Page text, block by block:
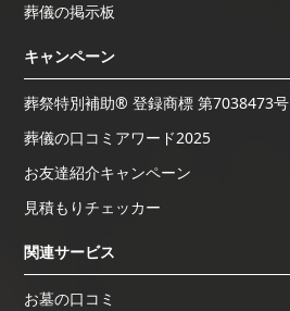
葬儀の掲示板
キャンペーン
葬祭特別補助® 登録商標 第7038473号
葬儀の口コミアワード2025
お友達紹介キャンペーン
見積もりチェッカー
関連サービス
お墓の口コミ